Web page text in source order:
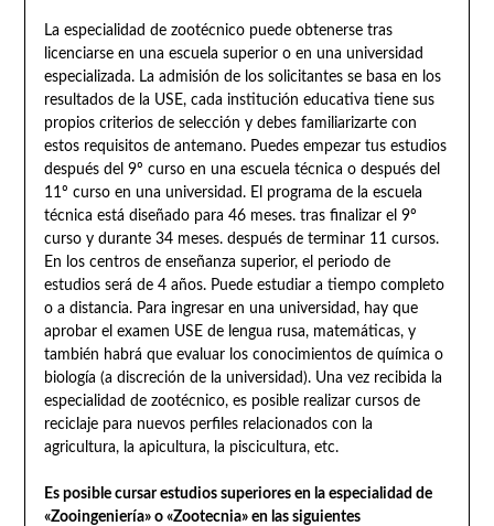
La especialidad de zootécnico puede obtenerse tras
licenciarse en una escuela superior o en una universidad
especializada. La admisión de los solicitantes se basa en los
resultados de la USE, cada institución educativa tiene sus
propios criterios de selección y debes familiarizarte con
estos requisitos de antemano. Puedes empezar tus estudios
después del 9º curso en una escuela técnica o después del
11º curso en una universidad. El programa de la escuela
técnica está diseñado para 46 meses. tras finalizar el 9º
curso y durante 34 meses. después de terminar 11 cursos.
En los centros de enseñanza superior, el periodo de
estudios será de 4 años. Puede estudiar a tiempo completo
o a distancia. Para ingresar en una universidad, hay que
aprobar el examen USE de lengua rusa, matemáticas, y
también habrá que evaluar los conocimientos de química o
biología (a discreción de la universidad). Una vez recibida la
especialidad de zootécnico, es posible realizar cursos de
reciclaje para nuevos perfiles relacionados con la
agricultura, la apicultura, la piscicultura, etc.
Es posible cursar estudios superiores en la especialidad de
«Zooingeniería» o «Zootecnia» en las siguientes